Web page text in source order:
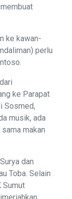
ke kawan-
perlu
ke Parapat
Sosmed,
musik, ada
makan
dan
Toba. Selain
Sumut